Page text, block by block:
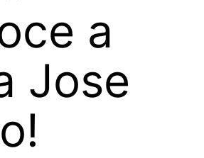
a
Jose